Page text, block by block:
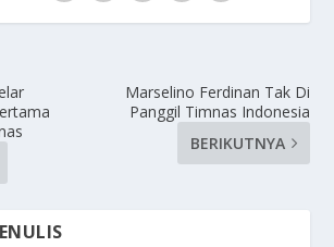
Marselino Ferdinan Tak Di
Panggil Timnas Indonesia
BERIKUTNYA